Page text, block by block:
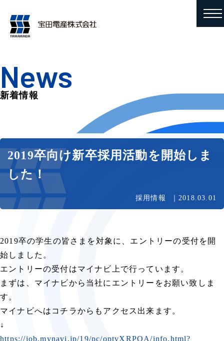
News
新着情報
2019卒向け新卒採用活動を開始しま
した！
採用情報 2018.03.01
2019卒の学生の皆さまを対象に、エントリーの受付を開
始しました。
エントリーの受付はマイナビ上で行っています。
まずは、マイナビから当社にエントリーをお願い致しま
す。
マイナビへはコチラからもアクセス出来ます。
↓
https://job.mynavi.jp/19/pc/optvXRPOA/info.html?